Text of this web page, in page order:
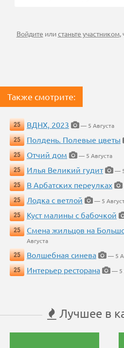
Войдите илистаньте участником,
Также смотрите:
25 ВДНХ, 2023
— 5 Августа
25
Полдень. Полевые цветы
25
Отчий дом
— 5 Августа
25
Илья Великий гудит
—
25
В Арбатских переулках
25
Лодка с ветлой
— 5
25
Куст малины с бабочкой
25
Смена жильцов на
Августа
25
Волшебная синева
— 5
25
Интерьер ресторана — 5
Лучшее в